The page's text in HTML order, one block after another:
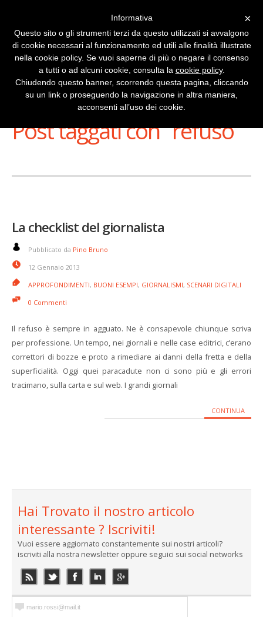
Stai Visualizzando
Post taggati con ‘ refuso ’
La checklist del giornalista
Pubblicato da Pino Bruno
12 Gennaio 2013
APPROFONDIMENTI, BUONI ESEMPI, GIORNALISMI, SCENARI DIGITALI
0 Commenti
Il refuso è sempre in agguato. Ne è consapevole chiunque scriva
per professione. Un tempo, nei giornali e nelle case editrici, c’erano
correttori di bozze e proto a rimediare ai danni della fretta e della
superficialità. Oggi quei paracadute non ci sono più e gli errori
tracimano, sulla carta e sul web. I grandi giornali
CONTINUA
Hai Trovato il nostro articolo
interessante ? Iscriviti!
Vuoi essere aggiornato constantemente sui nostri articoli?
iscriviti alla nostra newsletter oppure seguici sui social networks
×
Informativa
Questo sito o gli strumenti terzi da questo utilizzati si avvalgono
di cookie necessari al funzionamento ed utili alle finalità illustrate
nella cookie policy. Se vuoi saperne di più o negare il consenso
a tutti o ad alcuni cookie, consulta la cookie policy.
Chiudendo questo banner, scorrendo questa pagina, cliccando
su un link o proseguendo la navigazione in altra maniera,
acconsenti all’uso dei cookie.